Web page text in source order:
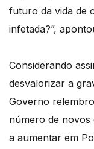
futuro da vida de
infetada?”,
Considerando
desvalorizar a
Governo
número de novos
a aumentar em